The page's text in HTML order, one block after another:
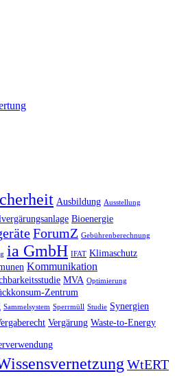
Ausbildung Ausstellung
Bioenergie
ForumZ Gebührenberechnung
ia GmbH IFAT Klimaschutz
Kommunikation
MVA Optimierung
Zentrum
Sammelsystem Sperrmüll Studie Synergien
Vergärung Waste-to-Energy
WtERT